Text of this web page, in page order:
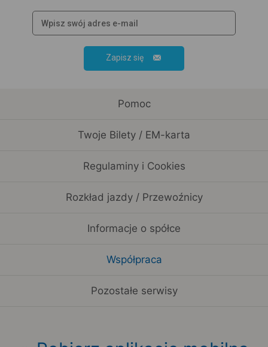
Zapisz się
Pomoc
Twoje Bilety / EM-karta
Regulaminy i Cookies
Rozkład jazdy / Przewoźnicy
Informacje o spółce
Współpraca
Pozostałe serwisy